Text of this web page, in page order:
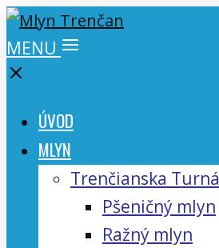
MENU
ÚVOD
MLYN
Trenčianska Turná
Pšeničný mlyn
Ražný mlyn